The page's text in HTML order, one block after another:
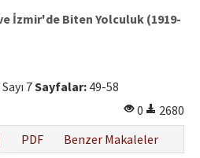
İzmir'de Biten Yolculuk (1919-
7Sayfalar: 49-58
0
2680
PDF Benzer Makaleler